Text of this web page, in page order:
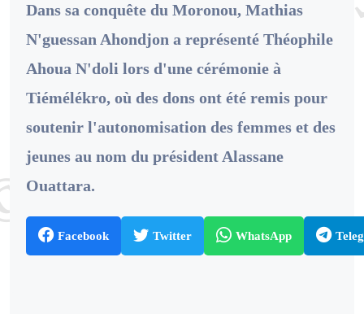
Dans sa conquête du Moronou, Mathias
N'guessan Ahondjon a représenté Théophile
Ahoua N'doli lors d'une cérémonie à
Tiémélékro, où des dons ont été remis pour
soutenir l'autonomisation des femmes et des
jeunes au nom du président Alassane
Ouattara.
Facebook Twitter WhatsApp